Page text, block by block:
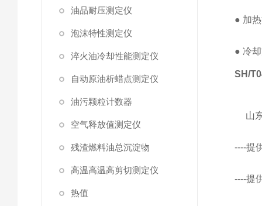
油品耐压测定仪
泡沫特性测定仪
淬火油冷却性能测定仪
自动原油析蜡点测定仪
油污颗粒计数器
空气释放值测定仪
残渣燃料油总沉淀物
高温高温高剪切测定仪
热值
● 加
● 冷
SH/
山
----提
----提